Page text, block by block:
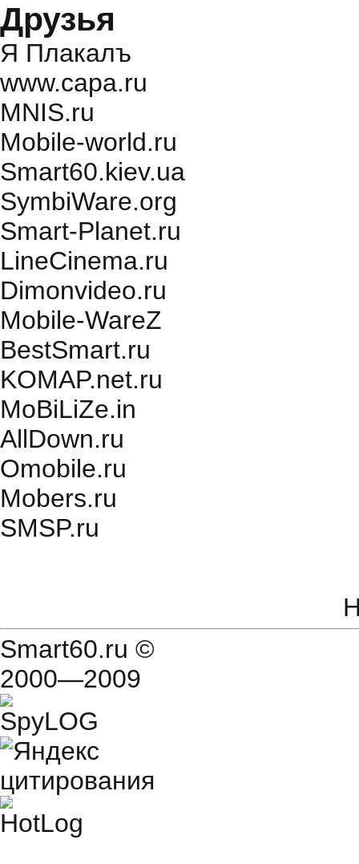
Друзья
Я Плакалъ
www.capa.ru
MNIS.ru
Mobile-world.ru
Smart60.kiev.ua
SymbiWare.org
Smart-Planet.ru
LineCinema.ru
Dimonvideo.ru
Mobile-WareZ
BestSmart.ru
KOMAP.net.ru
MoBiLiZe.in
AllDown.ru
Оmobile.ru
Mobers.ru
SMSP.ru
Smart60.ru ©
2000—2009